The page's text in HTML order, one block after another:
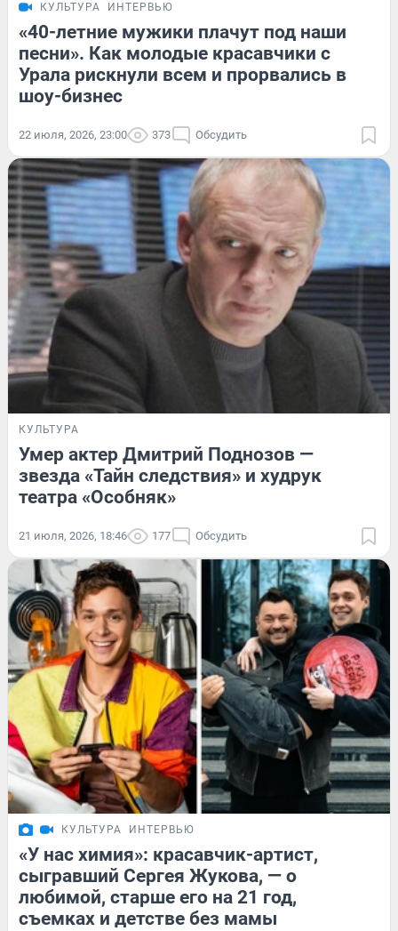
КУЛЬТУРА ИНТЕРВЬЮ
«40-летние мужики плачут под наши
песни». Как молодые красавчики с
Урала рискнули всем и прорвались в
шоу-бизнес
22 июля, 2026, 23:00 373 Обсудить
КУЛЬТУРА
Умер актер Дмитрий Поднозов —
звезда «Тайн следствия» и худрук
театра «Особняк»
21 июля, 2026, 18:46 177 Обсудить
КУЛЬТУРА ИНТЕРВЬЮ
«У нас химия»: красавчик-артист,
сыгравший Сергея Жукова, — о
любимой, старше его на 21 год,
съемках и детстве без мамы